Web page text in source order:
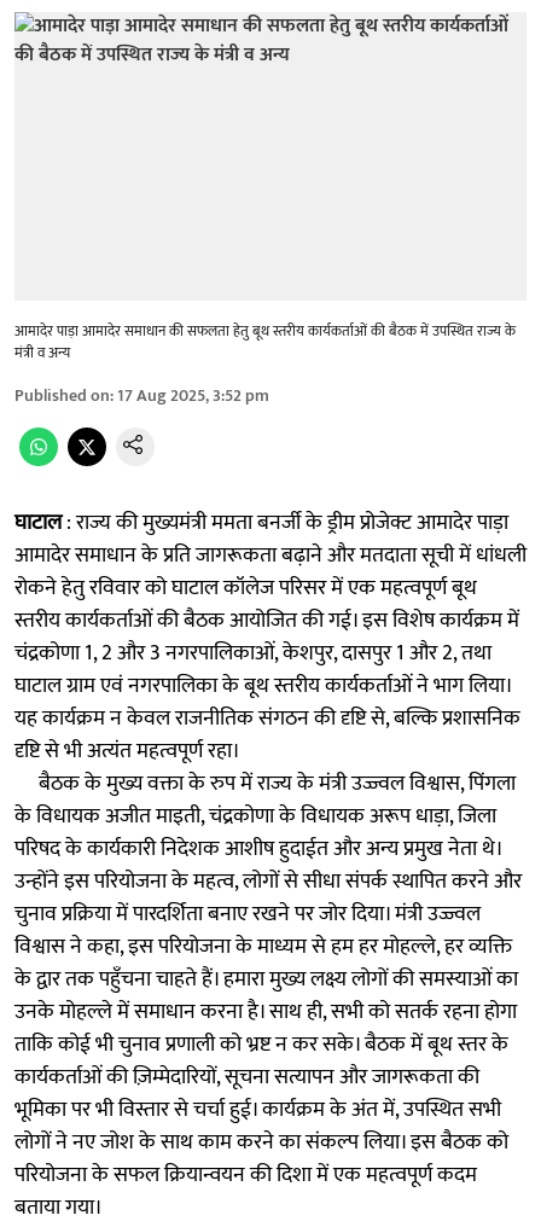
आमादेर पाड़ा आमादेर समाधान की सफलता हेतु बूथ स्तरीय कार्यकर्ताओं की बैठक में उपस्थित राज्य के
मंत्री व अन्य
Published on:17 Aug 2025, 3:52 pm
घाटाल: राज्य की मुख्यमंत्री ममता बनर्जी के ड्रीम प्रोजेक्ट आमादेर पाड़ा
आमादेर समाधान के प्रति जागरूकता बढ़ाने और मतदाता सूची में धांधली
रोकने हेतु रविवार को घाटाल कॉलेज परिसर में एक महत्वपूर्ण बूथ
स्तरीय कार्यकर्ताओं की बैठक आयोजित की गई। इस विशेष कार्यक्रम में
चंद्रकोणा 1, 2 और 3 नगरपालिकाओं, केशपुर, दासपुर 1 और 2, तथा
घाटाल ग्राम एवं नगरपालिका के बूथ स्तरीय कार्यकर्ताओं ने भाग लिया।
यह कार्यक्रम न केवल राजनीतिक संगठन की दृष्टि से, बल्कि प्रशासनिक
दृष्टि से भी अत्यंत महत्वपूर्ण रहा।
बैठक के मुख्य वक्ता के रुप में राज्य के मंत्री उज्ज्वल विश्वास, पिंगला
के विधायक अजीत माइती, चंद्रकोणा के विधायक अरूप धाड़ा, जिला
परिषद के कार्यकारी निदेशक आशीष हुदाईत और अन्य प्रमुख नेता थे।
उन्होंने इस परियोजना के महत्व, लोगों से सीधा संपर्क स्थापित करने और
चुनाव प्रक्रिया में पारदर्शिता बनाए रखने पर जोर दिया। मंत्री उज्ज्वल
विश्वास ने कहा, इस परियोजना के माध्यम से हम हर मोहल्ले, हर व्यक्ति
के द्वार तक पहुँचना चाहते हैं। हमारा मुख्य लक्ष्य लोगों की समस्याओं का
उनके मोहल्ले में समाधान करना है। साथ ही, सभी को सतर्क रहना होगा
ताकि कोई भी चुनाव प्रणाली को भ्रष्ट न कर सके। बैठक में बूथ स्तर के
कार्यकर्ताओं की ज़िम्मेदारियों, सूचना सत्यापन और जागरूकता की
भूमिका पर भी विस्तार से चर्चा हुई। कार्यक्रम के अंत में, उपस्थित सभी
लोगों ने नए जोश के साथ काम करने का संकल्प लिया। इस बैठक को
परियोजना के सफल क्रियान्वयन की दिशा में एक महत्वपूर्ण कदम
बताया गया।